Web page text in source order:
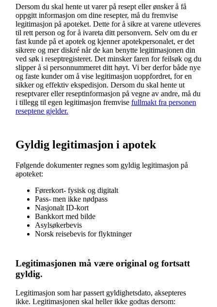
Dersom du skal hente ut varer på resept eller ønsker å få
oppgitt informasjon om dine resepter, må du fremvise
legitimasjon på apoteket. Dette for å sikre at varene utleveres
til rett person og for å ivareta ditt personvern. Selv om du er
fast kunde på et apotek og kjenner apotekpersonalet, er det
sikrere og mer diskré når de kan benytte legitimasjonen din
ved søk i reseptregisteret. Det minsker faren for feilsøk og du
slipper å si personnummeret ditt høyt. Vi ber derfor både nye
og faste kunder om å vise legitimasjon uoppfordret, for en
sikker og effektiv ekspedisjon. Dersom du skal hente ut
reseptvarer eller reseptinformasjon på vegne av andre, må du
i tillegg til egen legitimasjon fremvise fullmakt fra personen
reseptene gjelder.
Gyldig legitimasjon i apotek
Følgende dokumenter regnes som gyldig legitimasjon på
apoteket:
Førerkort- fysisk og digitalt
Pass- men ikke nødpass
Nasjonalt ID-kort
Bankkort med bilde
Asylsøkerbevis
Norsk reisebevis for flyktninger
Legitimasjonen må være original og fortsatt
gyldig.
Legitimasjon som har passert gyldighetsdato, aksepteres
ikke. Legitimasjonen skal heller ikke godtas dersom: